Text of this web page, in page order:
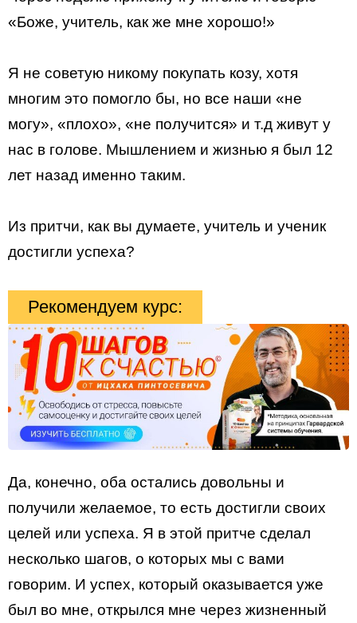
«Боже, учитель, как же мне хорошо!»
Я не советую никому покупать козу, хотя
многим это помогло бы, но все наши «не
могу», «плохо», «не получится» и т.д живут у
нас в голове. Мышлением и жизнью я был 12
лет назад именно таким.
Из притчи, как вы думаете, учитель и ученик
достигли успеха?
Рекомендуем курс:
Да, конечно, оба остались довольны и
получили желаемое, то есть достигли своих
целей или успеха. Я в этой притче сделал
несколько шагов, о которых мы с вами
говорим. И успех, который оказывается уже
был во мне, открылся мне через жизненный